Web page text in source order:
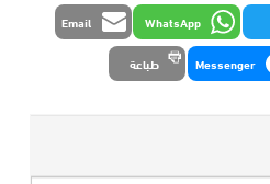
WhatsApp
Email
Messenger طباعة